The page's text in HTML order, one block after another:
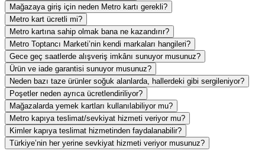
Mağazaya giriş için neden Metro kartı gerekli?
Metro kart ücretli mi?
Metro kartına sahip olmak bana ne kazandırır?
Metro Toptancı Marketi’nin kendi markaları hangileri?
Gece geç saatlerde alışveriş imkânı sunuyor musunuz?
Ürün ve iade garantisi sunuyor musunuz?
Neden bazı taze ürünler soğuk alanlarda, hallerdeki gibi sergileniyor?
Poşetler neden ayrıca ücretlendiriliyor?
Mağazalarda yemek kartları kullanılabiliyor mu?
Metro kapıya teslimat/sevkiyat hizmeti veriyor mu?
Kimler kapıya teslimat hizmetinden faydalanabilir?
Türkiye’nin her yerine sevkiyat hizmeti veriyor musunuz?